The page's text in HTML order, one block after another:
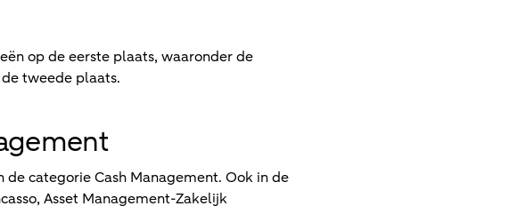
op de eerste plaats, waaronder de
tweede plaats.
categorie Cash Management. Ook in de
Asset Management-Zakelijk